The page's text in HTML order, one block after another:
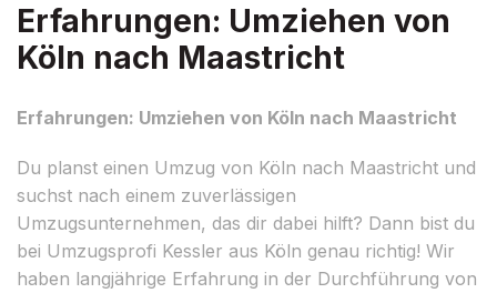
Erfahrungen: Umziehen von
Köln nach Maastricht
Erfahrungen: Umziehen von Köln nach Maastricht
Du planst einen Umzug von Köln nach Maastricht und
suchst nach einem zuverlässigen
Umzugsunternehmen, das dir dabei hilft? Dann bist du
bei Umzugsprofi Kessler aus Köln genau richtig! Wir
haben langjährige Erfahrung in der Durchführung von